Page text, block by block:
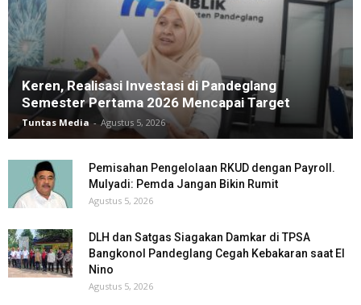
Keren, Realisasi Investasi di Pandeglang
Semester Pertama 2026 Mencapai Target
Tuntas Media - Agustus 5, 2026
Pemisahan Pengelolaan RKUD dengan Payroll.
Mulyadi: Pemda Jangan Bikin Rumit
Agustus 5, 2026
DLH dan Satgas Siagakan Damkar di TPSA
Bangkonol Pandeglang Cegah Kebakaran saat El
Nino
Agustus 5, 2026